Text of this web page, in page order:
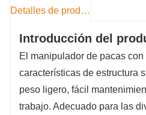
Detalles de producto
Introducción del
El manipulador de pacas
características de estructura
peso ligero, fácil
trabajo. Adecuado para las